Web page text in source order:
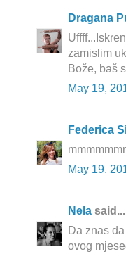
Dragana
zamislim
Bože, baš
May 19,
Federica
May 19,
Nela said...
Da znas
ovog